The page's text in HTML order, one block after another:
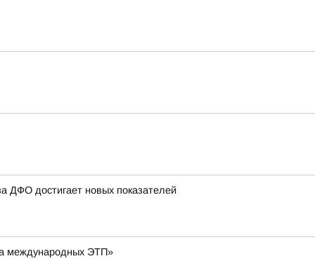
ДФО достигает новых показателей
международных ЭТП»